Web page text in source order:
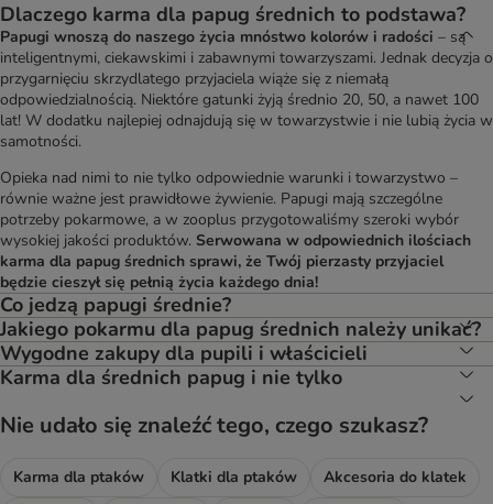
Dlaczego karma dla papug średnich to podstawa?
Papugi wnoszą do naszego życia mnóstwo kolorów i radości – są
inteligentnymi, ciekawskimi i zabawnymi towarzyszami. Jednak decyzja o
przygarnięciu skrzydlatego przyjaciela wiąże się z niemałą
odpowiedzialnością. Niektóre gatunki żyją średnio 20, 50, a nawet 100
lat! W dodatku najlepiej odnajdują się w towarzystwie i nie lubią życia w
samotności.
Opieka nad nimi to nie tylko odpowiednie warunki i towarzystwo –
równie ważne jest prawidłowe żywienie. Papugi mają szczególne
potrzeby pokarmowe, a w zooplus przygotowaliśmy szeroki wybór
wysokiej jakości produktów. Serwowana w odpowiednich ilościach
karma dla papug średnich sprawi, że Twój pierzasty przyjaciel
będzie cieszył się pełnią życia każdego dnia!
Co jedzą papugi średnie?
Jakiego pokarmu dla papug średnich należy unikać?
Wygodne zakupy dla pupili i właścicieli
Karma dla średnich papug i nie tylko
Nie udało się znaleźć tego, czego szukasz?
Karma dla ptaków Klatki dla ptaków
Akcesoria do klatek